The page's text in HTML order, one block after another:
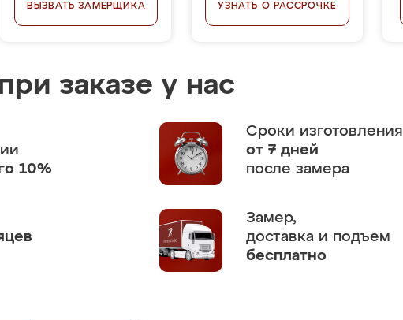
ВЫЗВАТЬ ЗАМЕРЩИКА УЗНАТЬ О РАССРОЧКЕ
заказе у нас
10%
Сроки изготовления
от 7 дней
после замера
Замер,
доставка и подъем
бесплатно